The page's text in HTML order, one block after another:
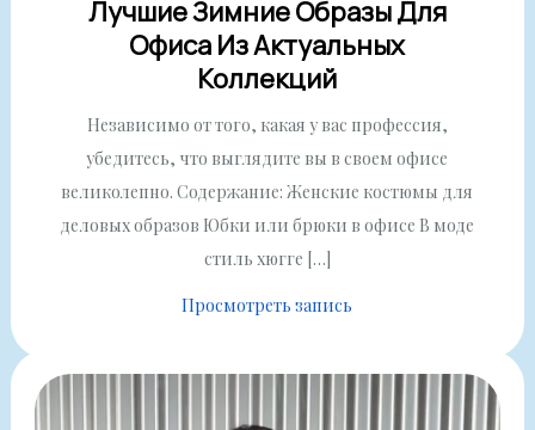
Лучшие Зимние Образы Для
Офиса Из Актуальных
Коллекций
Независимо от того, какая у вас профессия,
убедитесь, что выглядите вы в своем офисе
великолепно. Содержание: Женские костюмы для
деловых образов Юбки или брюки в офисе В моде
стиль хюгге […]
Просмотреть запись